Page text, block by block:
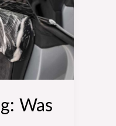
Was